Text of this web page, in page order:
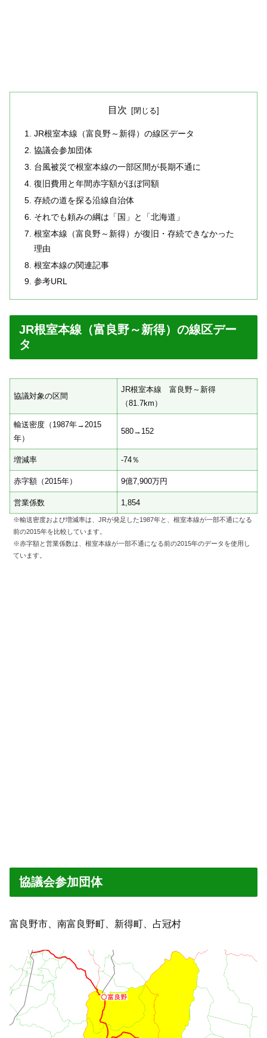
目次
JR根室本線（富良野～新得）の線区データ
協議会参加団体
台風被災で根室本線の一部区間が長期不通に
復旧費用と年間赤字額がほぼ同額
存続の道を探る沿線自治体
それでも頼みの綱は「国」と「北海道」
根室本線（富良野～新得）が復旧・存続できなかった
理由
根室本線の関連記事
参考URL
JR根室本線（富良野～新得）の線区デー
タ
協議対象の区間
JR根室本線 富良野～新得
（81.7km）
輸送密度（1987年→2015
年）
580→152
増減率 -74％
赤字額（2015年） 9億7,900万円
営業係数 1,854
※輸送密度および増減率は、JRが発足した1987年と、根室本線が一部不通になる
前の2015年を比較しています。
※赤字額と営業係数は、根室本線が一部不通になる前の2015年のデータを使用し
ています。
協議会参加団体
富良野市、南富良野町、新得町、占冠村